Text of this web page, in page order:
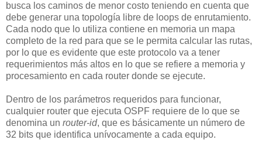
busca los caminos de menor costo teniendo en cuenta que
debe generar una topología libre de loops de enrutamiento.
Cada nodo que lo utiliza contiene en memoria un mapa
completo de la red para que se le permita calcular las rutas,
por lo que es evidente que este protocolo va a tener
requerimientos más altos en lo que se refiere a memoria y
procesamiento en cada router donde se ejecute.
Dentro de los parámetros requeridos para funcionar,
cualquier router que ejecuta OSPF requiere de lo que se
denomina un router-id, que es básicamente un número de
32 bits que identifica unívocamente a cada equipo.